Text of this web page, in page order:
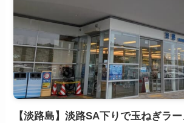
【淡路島】淡路SA下りで玉ねぎラ